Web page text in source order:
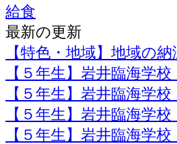
給食
最新の更新
【特色・地域】地域の
【５年生】岩井臨海学校
【５年生】岩井臨海学校
【５年生】岩井臨海学校
【５年生】岩井臨海学校